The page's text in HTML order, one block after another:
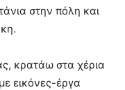
στην πόλη και
κρατάω στα χέρια
εικόνες-έργα